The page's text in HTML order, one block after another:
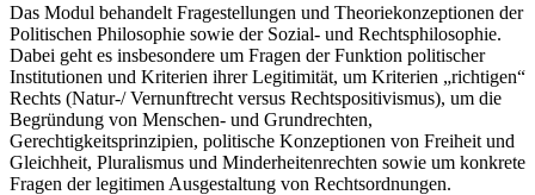
Das Modul behandelt Fragestellungen und Theoriekonzeptionen der
Politischen Philosophie sowie der Sozial- und Rechtsphilosophie.
Dabei geht es insbesondere um Fragen der Funktion politischer
Institutionen und Kriterien ihrer Legitimität, um Kriterien „richtigen“
Rechts (Natur-/ Vernunftrecht versus Rechtspositivismus), um die
Begründung von Menschen- und Grundrechten,
Gerechtigkeitsprinzipien, politische Konzeptionen von Freiheit und
Gleichheit, Pluralismus und Minderheitenrechten sowie um konkrete
Fragen der legitimen Ausgestaltung von Rechtsordnungen.